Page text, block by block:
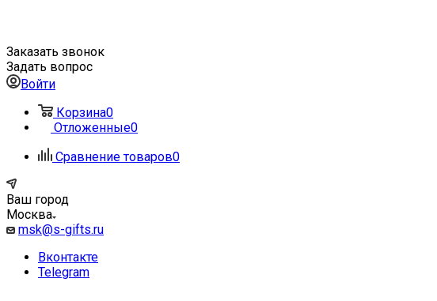
Заказать звонок
Задать вопрос
Войти
Корзина0
Отложенные0
Сравнение товаров0
Ваш город
Москва
msk@s-gifts.ru
Вконтакте
Telegram